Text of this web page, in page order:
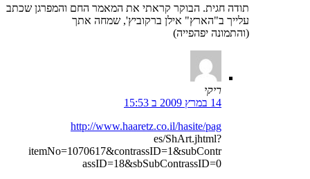
תודה חגית. הבוקר קראתי את המאמר החם והמפרגן שכתב
עלייך ב"הארץ" אילן ברקוביץ', שמחה אתך
(והתמונה יפהפייה)
ריקי
14 במרץ 2009 ב 15:53
http://www.haaretz.co.il/hasite/pag
es/ShArt.jhtml?
itemNo=1070617&contrassID=1&subContr
assID=18&sbSubContrassID=0